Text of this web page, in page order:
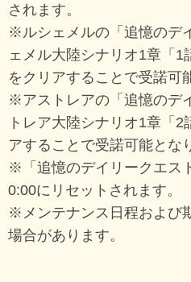
されます。
※ルシェメルの「追憶のデ
ェメル大陸シナリオ1章「1
をクリアすることで受諾可
※アストレアの「追憶のデ
トレア大陸シナリオ1章「
アすることで受諾可能とな
※「追憶のデイリークエス
0:00にリセットされます。
※メンテナンス日程および
場合があります。